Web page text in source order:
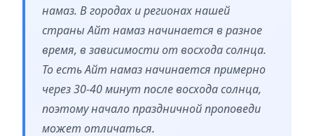
намаз. В городах и регионах нашей
страны Айт намаз начинается в разное
время, в зависимости от восхода солнца.
То есть Айт намаз начинается примерно
через 30-40 минут после восхода солнца,
поэтому начало праздничной проповеди
может отличаться.